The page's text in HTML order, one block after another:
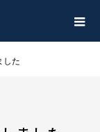
した